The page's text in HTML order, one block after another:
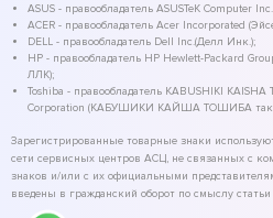
ASUS - правообладатель ASUSTeK Computer
ACER - правообладатель Acer Incorporated
DELL - правообладатель Dell Inc.(Делл Инк.);
HP - правообладатель HP Hewlett-Packard
ЛЛК);
Toshiba - правообладатель KABUSHIKI KAISHA
Corporation (КАБУШИКИ КАЙША ТОШИБА
Зарегистрированные товарные знаки
сети сервисных центров АСЦ, не связанных с
знаков и/или с их официальными
введены в гражданский оборот по смыслу статьи